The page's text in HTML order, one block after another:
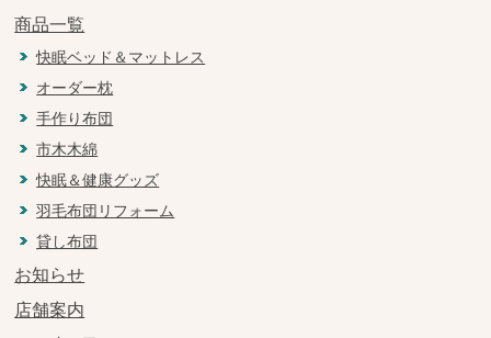
商品一覧
快眠ベッド＆マットレス
オーダー枕
手作り布団
市木木綿
快眠＆健康グッズ
羽毛布団リフォーム
貸し布団
お知らせ
店舗案内